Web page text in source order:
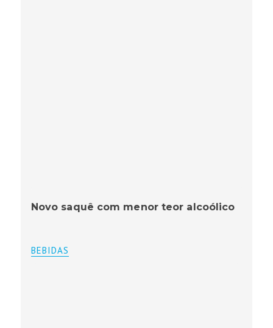
Novo saquê com menor teor alcoólico
BEBIDAS